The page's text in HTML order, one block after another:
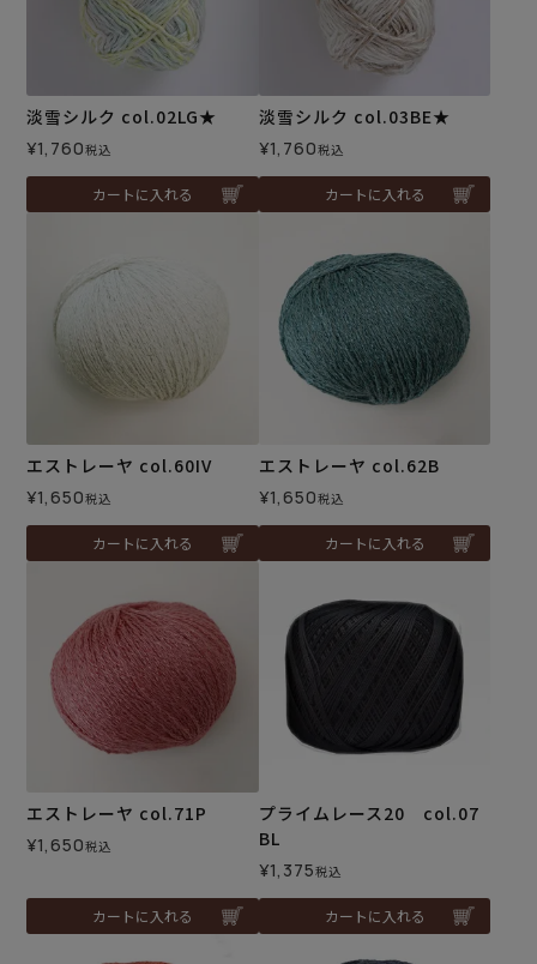
淡雪シルク col.02LG★
¥1,760税込
カートに入れる
淡雪シルク col.03BE★
¥1,760税込
カートに入れる
エストレーヤ col.60IV
¥1,650税込
カートに入れる
エストレーヤ col.62B
¥1,650税込
カートに入れる
エストレーヤ col.71P
¥1,650税込
カートに入れる
プライムレース20 col.07
BL
¥1,375税込
カートに入れる